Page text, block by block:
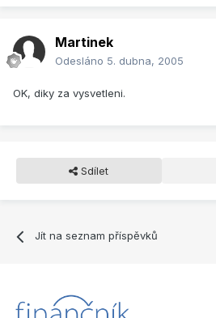
Martinek
Odesláno 5. dubna, 2005
OK, diky za vysvetleni.
Sdílet
Jít na seznam příspěvků